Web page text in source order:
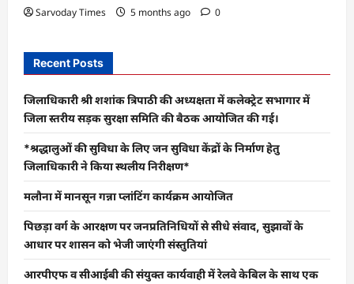
Sarvoday Times 5 months ago 0
Recent Posts
जिलाधिकारी श्री शशांक त्रिपाठी की अध्यक्षता में कलेक्ट्रेट सभागार में
जिला स्तरीय सड़क सुरक्षा समिति की बैठक आयोजित की गई।
*श्रद्धालुओं की सुविधा के लिए जन सुविधा केंद्रों के निर्माण हेतु
जिलाधिकारी ने किया स्थलीय निरीक्षण*
मलौना में मानसून गन्ना प्लांटिंग कार्यक्रम आयोजित
पिछड़ा वर्ग के आरक्षण पर जनप्रतिनिधियों से सीधे संवाद, सुझावों के
आधार पर शासन को भेजी जाएंगी संस्तुतियां
आरपीएफ व सीआईबी की संयुक्त कार्यवाही में रेलवे केबिल के साथ एक